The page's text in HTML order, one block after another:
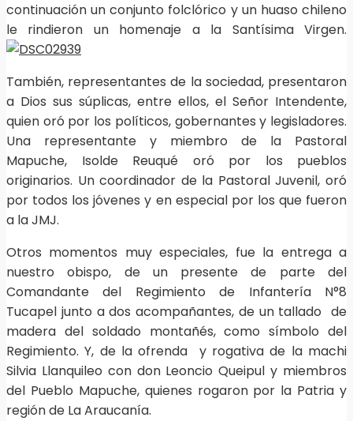
continuación un conjunto folclórico y un huaso chileno
le rindieron un homenaje a la Santísima Virgen.
También, representantes de la sociedad, presentaron
a Dios sus súplicas, entre ellos, el Señor Intendente,
quien oró por los políticos, gobernantes y legisladores.
Una representante y miembro de la Pastoral
Mapuche, Isolde Reuqué oró por los pueblos
originarios. Un coordinador de la Pastoral Juvenil, oró
por todos los jóvenes y en especial por los que fueron
a la JMJ.
Otros momentos muy especiales, fue la entrega a
nuestro obispo, de un presente de parte del
Comandante del Regimiento de Infantería N°8
Tucapel junto a dos acompañantes, de un tallado de
madera del soldado montañés, como símbolo del
Regimiento. Y, de la ofrenda y rogativa de la machi
Silvia Llanquileo con don Leoncio Queipul y miembros
del Pueblo Mapuche, quienes rogaron por la Patria y
región de La Araucanía.